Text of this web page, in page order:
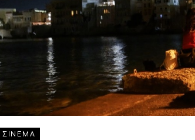
ΣΙΝΕΜΑ